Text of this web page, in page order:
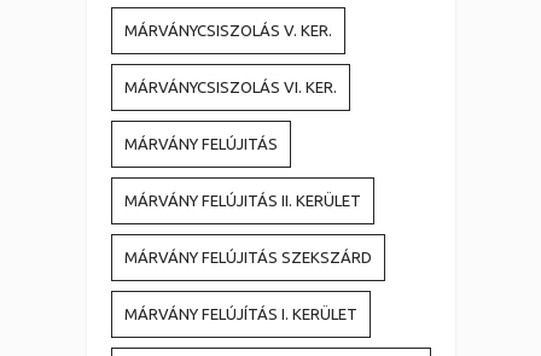
MÁRVÁNYCSISZOLÁS V. KER.
MÁRVÁNYCSISZOLÁS VI. KER.
MÁRVÁNY FELÚJITÁS
MÁRVÁNY FELÚJITÁS II. KERÜLET
MÁRVÁNY FELÚJITÁS SZEKSZÁRD
MÁRVÁNY FELÚJÍTÁS I. KERÜLET